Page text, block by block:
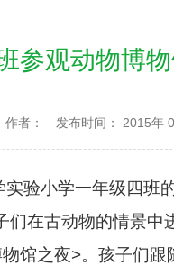
参观动物博
作者： 发布时间： 2015年
实验小学一年级四班
在古动物的情景中
馆之夜>。孩子们跟